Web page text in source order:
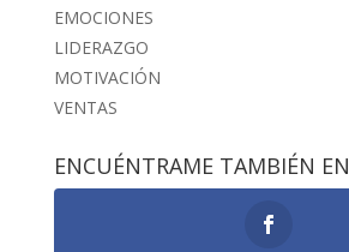
EMOCIONES
LIDERAZGO
MOTIVACIÓN
VENTAS
ENCUÉNTRAME TAMBIÉN EN